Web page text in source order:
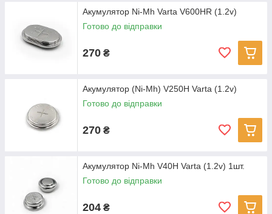
Акумулятор Ni-Mh Varta V600HR (1.2v)
Готово до відправки
270 ₴
Акумулятор (Ni-Mh) V250H Varta (1.2v)
Готово до відправки
270 ₴
Акумулятор Ni-Mh V40H Varta (1.2v) 1шт.
Готово до відправки
204 ₴